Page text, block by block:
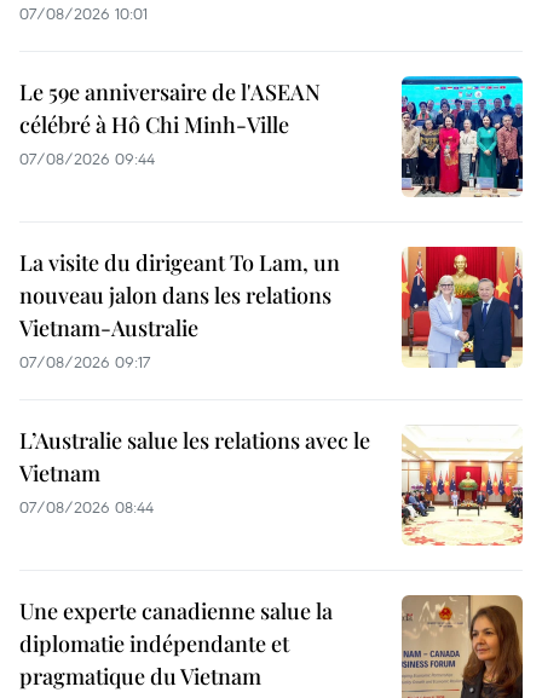
07/08/2026 10:01
Le 59e anniversaire de l'ASEAN
célébré à Hô Chi Minh-Ville
07/08/2026 09:44
La visite du dirigeant To Lam, un
nouveau jalon dans les relations
Vietnam-Australie
07/08/2026 09:17
L’Australie salue les relations avec le
Vietnam
07/08/2026 08:44
Une experte canadienne salue la
diplomatie indépendante et
pragmatique du Vietnam